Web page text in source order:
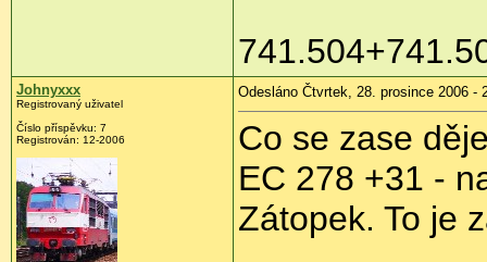
Johnyxxx
Registrovaný uživatel
Číslo příspěvku: 7
Registrován: 12-2006
Odesláno Čtvrtek, 28. prosince 2006 -
Co se zase
EC 278 +31 -
Zátopek. To je